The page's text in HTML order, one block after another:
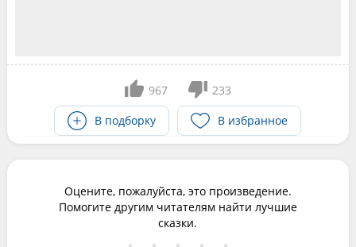
967
233
В подборку
В избранное
Оцените, пожалуйста, это произведение.
Помогите другим читателям найти лучшие
сказки.